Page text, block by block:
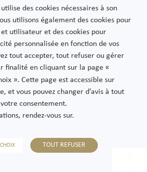
& Biotech
des cookies nécessaires à son
utilisons également des cookies pour
utilisateur et des cookies pour
personnalisée en fonction de vos
tout accepter, tout refuser ou gérer
finalité en cliquant sur la page «
». Cette page est accessible sur
et vous pouvez changer d’avis à tout
consentement.
rendez-vous sur.
TOUT REFUSER